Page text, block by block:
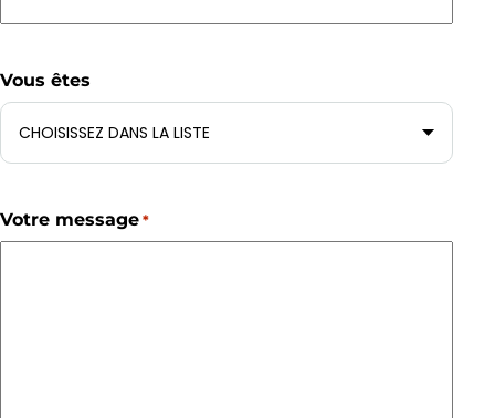
Vous êtes
Votre message *